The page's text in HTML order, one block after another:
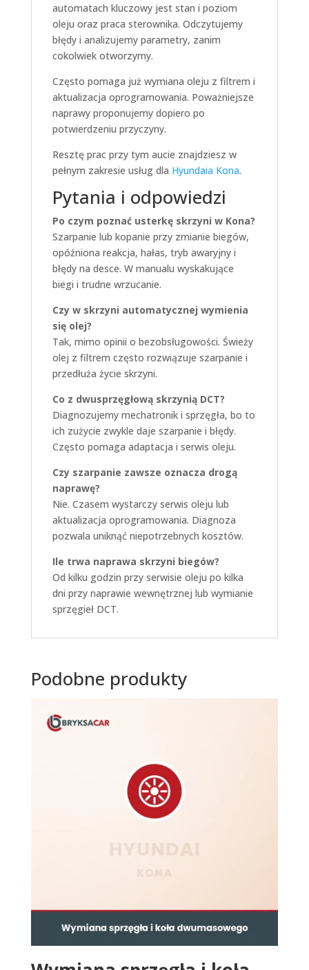
automatach kluczowy jest stan i poziom
oleju oraz praca sterownika. Odczytujemy
błędy i analizujemy parametry, zanim
cokolwiek otworzymy.
Często pomaga już wymiana oleju z filtrem i
aktualizacja oprogramowania. Poważniejsze
naprawy proponujemy dopiero po
potwierdzeniu przyczyny.
Resztę prac przy tym aucie znajdziesz w
pełnym zakresie usług dla Hyundaia Kona.
Pytania i odpowiedzi
Po czym poznać usterkę skrzyni w Kona?
Szarpanie lub kopanie przy zmianie biegów,
opóźniona reakcja, hałas, tryb awaryjny i
błędy na desce. W manualu wyskakujące
biegi i trudne wrzucanie.
Czy w skrzyni automatycznej wymienia
się olej?
Tak, mimo opinii o bezobsługowości. Świeży
olej z filtrem często rozwiązuje szarpanie i
przedłuża życie skrzyni.
Co z dwusprzęgłową skrzynią DCT?
Diagnozujemy mechatronik i sprzęgła, bo to
ich zużycie zwykle daje szarpanie i błędy.
Często pomaga adaptacja i serwis oleju.
Czy szarpanie zawsze oznacza drogą
naprawę?
Nie. Czasem wystarczy serwis oleju lub
aktualizacja oprogramowania. Diagnoza
pozwala uniknąć niepotrzebnych kosztów.
Ile trwa naprawa skrzyni biegów?
Od kilku godzin przy serwisie oleju po kilka
dni przy naprawie wewnętrznej lub wymianie
sprzęgieł DCT.
Podobne produkty